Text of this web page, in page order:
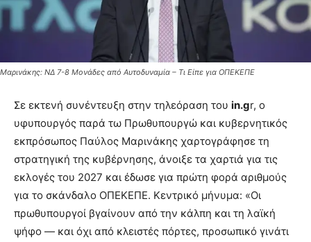
Μαρινάκης: ΝΔ 7-8 Μονάδες από Αυτοδυναμία – Τι Είπε για ΟΠΕΚΕΠΕ
Σε εκτενή συνέντευξη στην τηλεόραση του in.gr, ο
υφυπουργός παρά τω Πρωθυπουργώ και κυβερνητικός
εκπρόσωπος Παύλος Μαρινάκης χαρτογράφησε τη
στρατηγική της κυβέρνησης, άνοιξε τα χαρτιά για τις
εκλογές του 2027 και έδωσε για πρώτη φορά αριθμούς
για το σκάνδαλο ΟΠΕΚΕΠΕ. Κεντρικό μήνυμα: «Οι
πρωθυπουργοί βγαίνουν από την κάλπη και τη λαϊκή
ψήφο — και όχι από κλειστές πόρτες, προσωπικό γινάτι